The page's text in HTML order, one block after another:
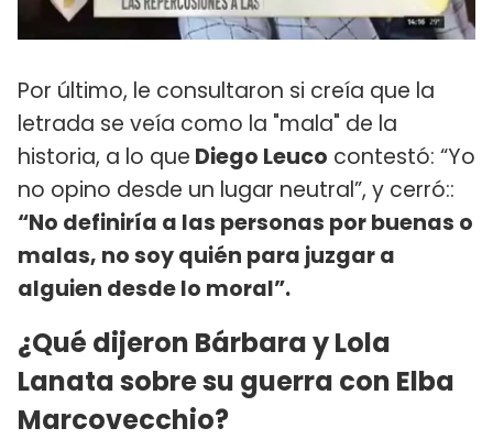
Por último, le consultaron si creía que la
letrada se veía como la "mala" de la
historia, a lo que Diego Leuco contestó: “Yo
no opino desde un lugar neutral”, y cerró::
“No definiría a las personas por buenas o
malas, no soy quién para juzgar a
alguien desde lo moral”.
¿Qué dijeron Bárbara y Lola
Lanata sobre su guerra con Elba
Marcovecchio?